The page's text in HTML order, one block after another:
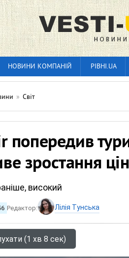
НОВИНИ КОМПАНІЙ РІВНІ.UA
» Світ
попередив
зростання
високий
Редактор: Лілія Тунська
(1 хв 8 сек)